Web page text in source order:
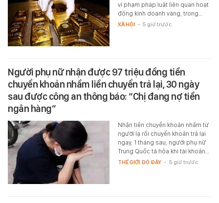
vi phạm pháp luật liên quan hoạt
động kinh doanh vàng, trong…
XÃ HỘI - 5 giờ trước
Người phụ nữ nhận được 97 triệu đồng tiền
chuyển khoản nhầm liền chuyển trả lại, 30 ngày
sau được công an thông báo: “Chị đang nợ tiền
ngân hàng”
Nhận tiền chuyển khoản nhầm từ
người lạ rồi chuyển khoản trả lại
ngay, 1 tháng sau, người phụ nữ
Trung Quốc tá hỏa khi tài khoản…
THẾ GIỚI ĐÓ ĐÂY - 5 giờ trước